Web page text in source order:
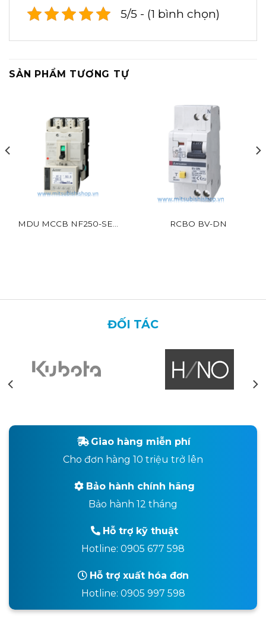
5/5 - (1 bình chọn)
SẢN PHẨM TƯƠNG TỰ
MDU MCCB NF250-SEV
RCBO BV-DN
ĐỐI TÁC
Giao hàng miễn phí
Cho đơn hàng 10 triệu trở lên
Bảo hành chính hãng
Bảo hành 12 tháng
Hỗ trợ kỹ thuật
Hotline: 0905 677 598
Hỗ trợ xuất hóa đơn
Hotline: 0905 997 598